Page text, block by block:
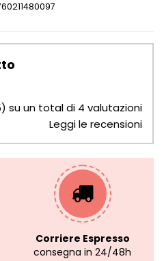
su un total di 4 valutazioni
Leggi le recensioni
Corriere Espresso
consegna in 24/48h